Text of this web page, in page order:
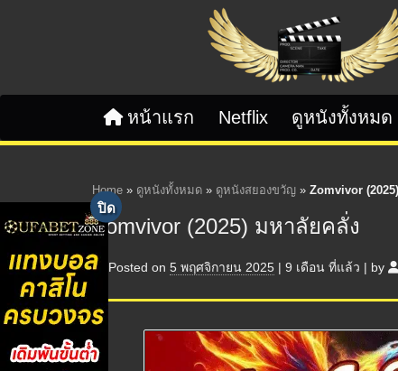
หน้าแรก Netflix ดูหนังทั้งหมด
Home » ดูหนังทั้งหมด » ดูหนังสยองขวัญ » Zomvivor
Zomvivor (2025) มหาลัยคลั่ง
Posted on 5 พฤศจิกายน 2025 | 9 เดือน ที่แล้ว | by